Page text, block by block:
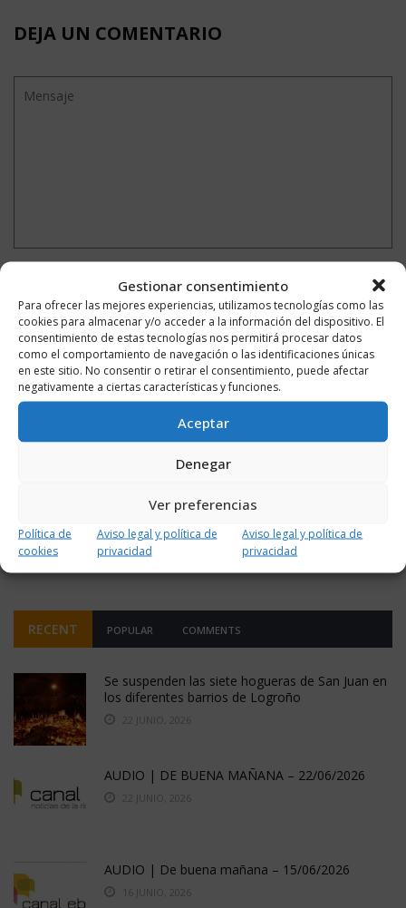
Gestionar consentimiento
Para ofrecer las mejores experiencias, utilizamos tecnologías como las
cookies para almacenar y/o acceder a la información del dispositivo. El
consentimiento de estas tecnologías nos permitirá procesar datos
como el comportamiento de navegación o las identificaciones únicas
en este sitio. No consentir o retirar el consentimiento, puede afectar
negativamente a ciertas características y funciones.
Aceptar
Denegar
Ver preferencias
Política de
cookies
Aviso legal y política de
privacidad
Aviso legal y política de
privacidad
DEJA UN COMENTARIO
Notificarme vía correo electrónico cuando el comentario sea
Este sitio usa Akismet para reducir el spam.Aprende
cómo se procesan los datos de tus comentarios.
RECENT POPULAR COMMENTS
Se suspenden las siete hogueras de San Juan en
los diferentes barrios de Logroño
22 JUNIO, 2026
AUDIO | DE BUENA MAÑANA – 22/06/2026
22 JUNIO, 2026
AUDIO | De buena mañana – 15/06/2026
16 JUNIO, 2026